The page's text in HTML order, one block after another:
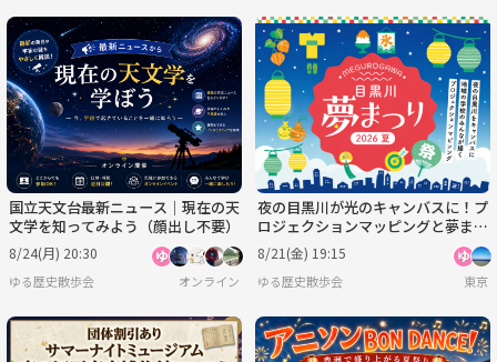
国立天文台最新ニュース｜現在の天
文学を知ってみよう（顔出し不要）
8/24(月) 20:30
ゆる歴史散歩会 オンライン
夜の目黒川が光のキャンバスに！プ
ロジェクションマッピングと夢まつ
りを楽しむショートイベント
8/21(金) 19:15
ゆる歴史散歩会 東京